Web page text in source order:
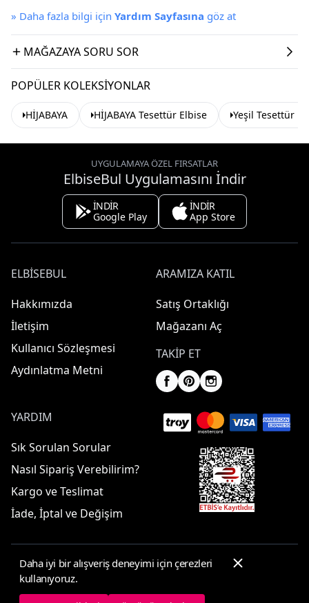
» Daha fazla bilgi için Yardım Sayfasına göz at
MAĞAZAYA SORU SOR
POPÜLER KOLEKSIYONLAR
HİJABAYA HİJABAYA Tesettür Elbise Yeşil Tesettür
UYGULAMAYA ÖZEL FIRSATLAR
ElbiseBul Uygulamasını İndir
İNDİR
Google Play
İNDİR
App Store
ELBISEBUL
Hakkımızda
İletişim
Kullanıcı Sözleşmesi
Aydınlatma Metni
ARAMIZA KATIL
Satış Ortaklığı
Mağazanı Aç
TAKIP ET
YARDIM
Sık Sorulan Sorular
Nasıl Sipariş Verebilirim?
Kargo ve Teslimat
İade, İptal ve Değişim
© 2025 ElbiseBul -
Daha iyi bir alışveriş deneyimi için çerezleri
kullanıyoruz.